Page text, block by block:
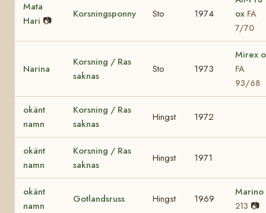
Mata
Hari 📷
Korsningsponny Sto 1974
ox FA
7/70
Narina
Korsning / Ras
saknas
Sto 1973
Mirex
FA
93/68
okänt
namn
Korsning / Ras
saknas
Hingst 1972
okänt
namn
Korsning / Ras
saknas
Hingst 1971
okänt
namn
Gotlandsruss Hingst 1969
Marino
213 📷